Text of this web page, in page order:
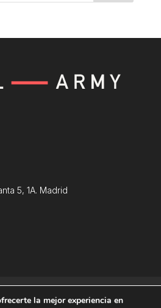
5, 1A. Madrid
la mejor experiencia en